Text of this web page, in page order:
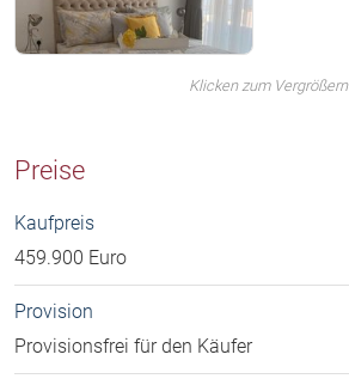
Klicken zum Vergrößern
Preise
Kaufpreis
459.900 Euro
Provision
Provisionsfrei für den Käufer